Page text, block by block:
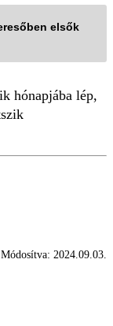
elsők
hónapjába lép,
Módosítva: 2024.09.03.